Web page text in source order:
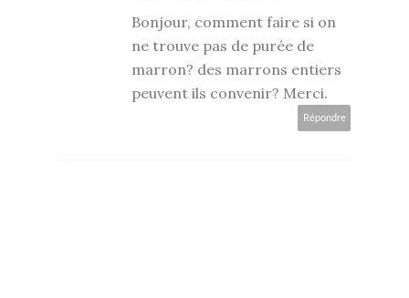
Bonjour, comment faire si on
ne trouve pas de purée de
marron? des marrons entiers
peuvent ils convenir? Merci.
Répondre